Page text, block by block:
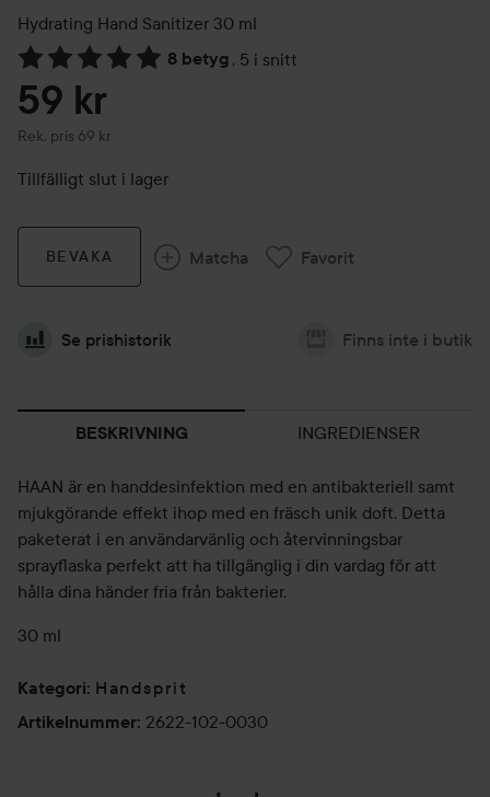
Hydrating Hand Sanitizer 30 ml
8 betyg , 5 i snitt
Hoppa till Betyg & kommentarer
59 kr
Rek. pris 69 kr
Rekommenderat pris 69 kr
Tillfälligt slut i lager
BEVAKA Matcha Favorit
Se prishistorik Finns inte i butik
BESKRIVNING INGREDIENSER
HAAN är en handdesinfektion med en antibakteriell samt
mjukgörande effekt ihop med en fräsch unik doft. Detta
paketerat i en användarvänlig och återvinningsbar
sprayflaska perfekt att ha tillgänglig i din vardag för att
hålla dina händer fria från bakterier.
30 ml
Kategori: Handsprit
Artikelnummer: 2622-102-0030